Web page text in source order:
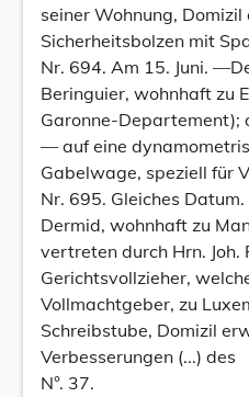
seiner Wohnung,
Sicherheitsbolzen mit
Nr. 694. Am 15. Juni.
Beringuier, wohnhaft zu
Garonne-Departement);
— auf eine
Gabelwage, speziell für
Nr. 695. Gleiches
Dermid, wohnhaft zu
vertreten durch Hrn. Joh.
Gerichtsvollzieher,
Vollmachtgeber, zu
Schreibstube, Domizil
Verbesserungen (...) des
N°. 37.